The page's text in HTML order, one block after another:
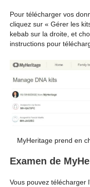
Pour télécharger vos
cliquez sur « Gérer les
kebab sur la droite, et
instructions pour
MyHeritage prend en
Examen de
Vous pouvez télécharger